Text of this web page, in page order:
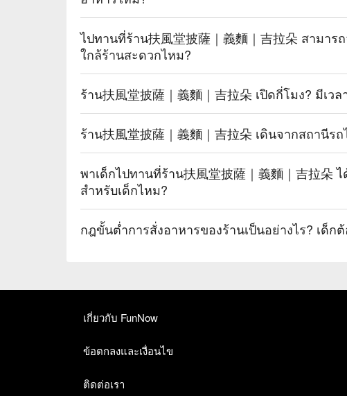
ไปทานที่ร้าน扶風堂披薩｜義麵｜吉拉朵 สามา
ใกล้ร้านสะดวกไหม?
ร้าน扶風堂披薩｜義麵｜吉拉朵 เปิดกี่โมง? มีเว
ร้าน扶風堂披薩｜義麵｜吉拉朵 เดินจากสถานีร
พาเด็กไปทานที่ร้าน扶風堂披薩｜義麵｜吉拉朵
สำหรับเด็กไหม?
กฎขั้นต่ำการสั่งอาหารของร้านเป็นอย่างไร? เด็ก
เกี่ยวกับ FunNow
ข้อตกลงและเงื่อนไข
ติดต่อเรา